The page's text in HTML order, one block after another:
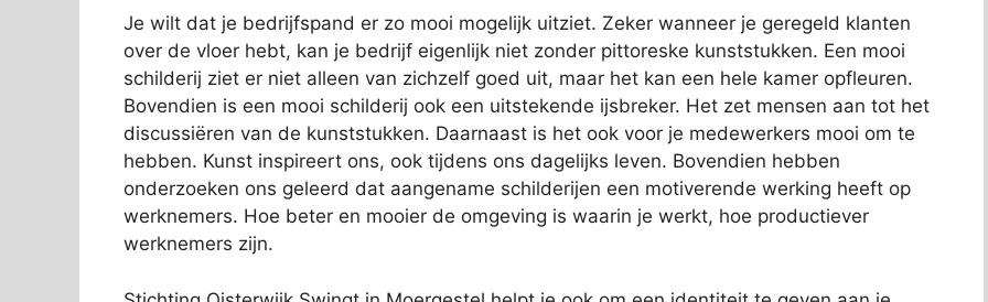
Je wilt dat je bedrijfspand er zo mooi mogelijk uitziet. Zeker wanneer je geregeld klanten
over de vloer hebt, kan je bedrijf eigenlijk niet zonder pittoreske kunststukken. Een mooi
schilderij ziet er niet alleen van zichzelf goed uit, maar het kan een hele kamer opfleuren.
Bovendien is een mooi schilderij ook een uitstekende ijsbreker. Het zet mensen aan tot het
discussiëren van de kunststukken. Daarnaast is het ook voor je medewerkers mooi om te
hebben. Kunst inspireert ons, ook tijdens ons dagelijks leven. Bovendien hebben
onderzoeken ons geleerd dat aangename schilderijen een motiverende werking heeft op
werknemers. Hoe beter en mooier de omgeving is waarin je werkt, hoe productiever
werknemers zijn.